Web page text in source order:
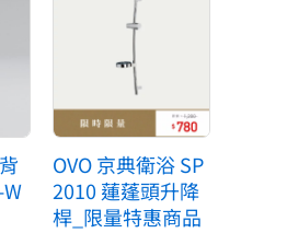
。。
OVO 京典衛浴 SP
2010 蓮蓬頭升降
桿_限量特惠商品
NT$780。